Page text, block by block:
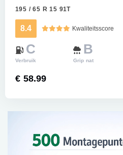
195 / 65 R 15 91T
8.4 Kwaliteitsscore
C
Verbruik
B
Grip nat
€ 58.99